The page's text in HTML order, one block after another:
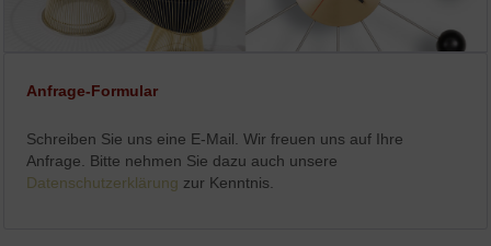
Anfrage-Formular
Schreiben Sie uns eine E-Mail. Wir freuen uns auf Ihre
Anfrage. Bitte nehmen Sie dazu auch unsere
Datenschutzerklärung zur Kenntnis.